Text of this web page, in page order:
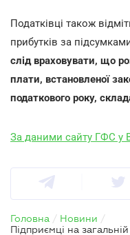
Податківці також
прибутків за
слід враховувати, що
плати, встановленої
податкового року,
За даними сайту ГФС у
Головна / Новини /